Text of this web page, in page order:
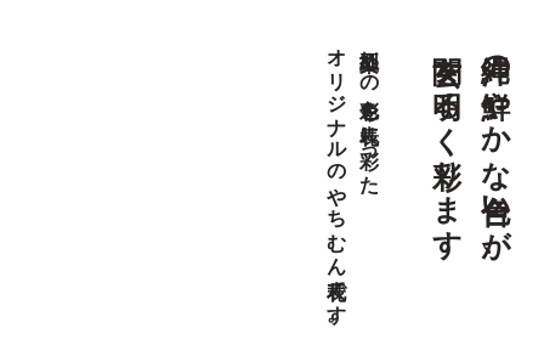
沖縄の鮮やかな色合いが、
玄関を明るく彩ります
紅型染めの色彩を表札に彩った
オリジナルのやちむん表札です。